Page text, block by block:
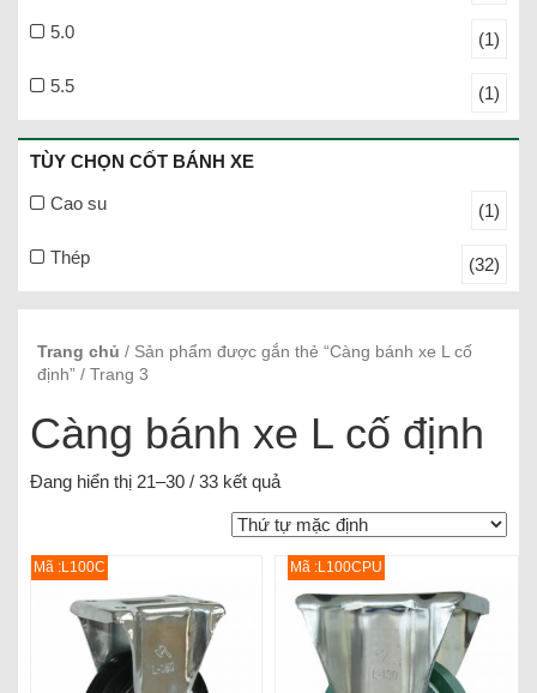
5.0 (1)
5.5 (1)
TÙY CHỌN CỐT BÁNH XE
Cao su (1)
Thép (32)
Trang chủ / Sản phẩm được gắn thẻ “Càng bánh xe L cố
định” / Trang 3
Càng bánh xe L cố định
Đang hiển thị 21–30 / 33 kết quả
Mã :L100C Mã :L100CPU